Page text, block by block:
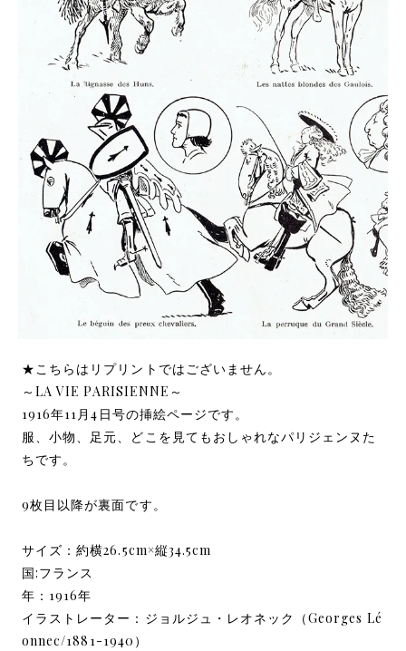
★こちらはリプリントではございません。
～LA VIE PARISIENNE～
1916年11月4日号の挿絵ページです。
服、小物、足元、どこを見てもおしゃれなパリジェンヌた
ちです。
9枚目以降が裏面です。
サイズ：約横26.5cm×縦34.5cm
国:フランス
年：1916年
イラストレーター：ジョルジュ・レオネック（Georges Lé
onnec/1881-1940）